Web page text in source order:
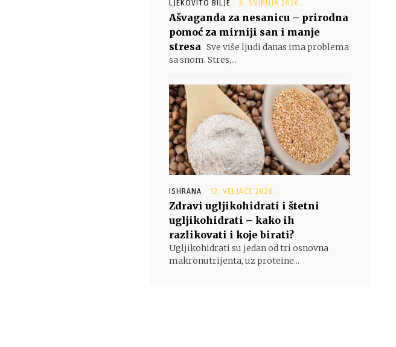
LJEKOVITO BILJE 6. SVIBNJA 2026.
Ašvaganda za nesanicu – prirodna
pomoć za mirniji san i manje
stresa Sve više ljudi danas ima problema
sa snom. Stres,...
ISHRANA 12. VELJAČE 2026.
Zdravi ugljikohidrati i štetni
ugljikohidrati – kako ih
razlikovati i koje birati?
Ugljikohidrati su jedan od tri osnovna
makronutrijenta, uz proteine...